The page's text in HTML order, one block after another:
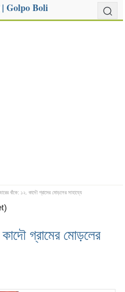
| Golpo Boli
বাঁকে: ১২. কাদৌ গ্রামের মোড়লের সাহায্যে
গ্রামের মোড়লের